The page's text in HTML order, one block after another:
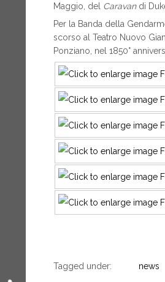
Maggio, del Caravandi
Per la Banda della
scorso al Teatro Nuovo
Ponziano, nel 1850°
Tagged under: news